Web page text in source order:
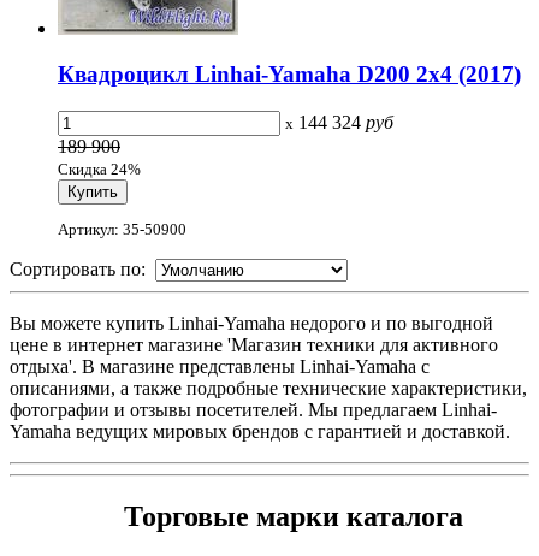
Квадроцикл Linhai-Yamaha D200 2x4 (2017)
x 144 324 руб
189 900
Скидка 24%
Артикул: 35-50900
Сортировать по:
Вы можете купить Linhai-Yamaha недорого и по выгодной
цене в интернет магазине 'Магазин техники для активного
отдыха'. В магазине представлены Linhai-Yamaha с
описаниями, а также подробные технические характеристики,
фотографии и отзывы посетителей. Мы предлагаем Linhai-
Yamaha ведущих мировых брендов с гарантией и доставкой.
Торговые марки каталога